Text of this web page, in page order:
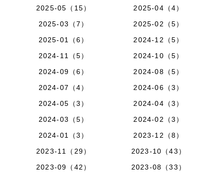
2025-05（15）
2025-04（4）
2025-03（7）
2025-02（5）
2025-01（6）
2024-12（5）
2024-11（5）
2024-10（5）
2024-09（6）
2024-08（5）
2024-07（4）
2024-06（3）
2024-05（3）
2024-04（3）
2024-03（5）
2024-02（3）
2024-01（3）
2023-12（8）
2023-11（29）
2023-10（43）
2023-09（42）
2023-08（33）